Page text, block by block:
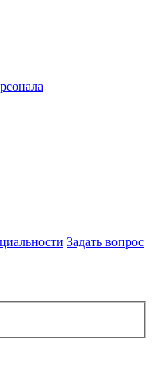
Задать вопрос